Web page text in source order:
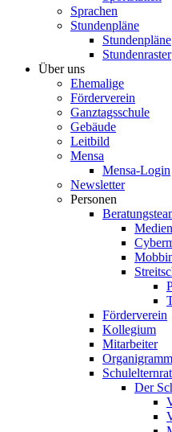
Sprachen
Stundenpläne
Stundenpläne
Stundenraster
Über uns
Ehemalige
Förderverein
Ganztagsschule
Gebäude
Leitbild
Mensa
Mensa-Login
Newsletter
Personen
Förderverein
Kollegium
Mitarbeiter
Organigramm
Schulelternrat
Der